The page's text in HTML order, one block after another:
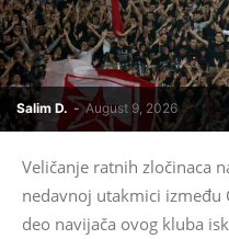
Salim D. - August 9, 2026
Veličanje ratnih zločinaca
nedavnoj utakmici između
deo navijača ovog kluba